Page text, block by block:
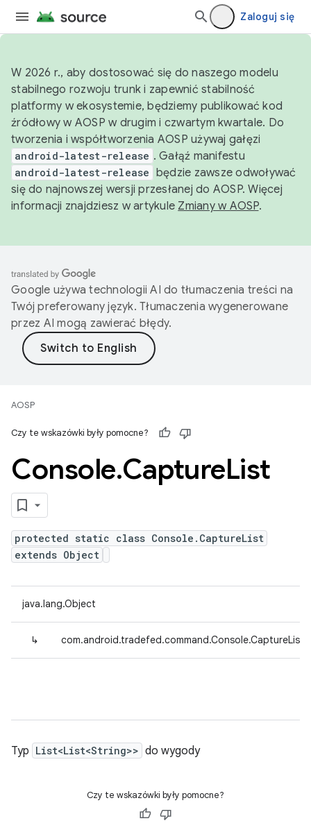
Zaloguj się
W 2026 r., aby dostosować się do naszego modelu
stabilnego rozwoju trunk i zapewnić stabilność
platformy w ekosystemie, będziemy publikować kod
źródłowy w AOSP w drugim i czwartym kwartale. Do
tworzenia i współtworzenia AOSP używaj gałęzi
android-latest-release . Gałąź manifestu
android-latest-release będzie zawsze odwoływać
się do najnowszej wersji przesłanej do AOSP. Więcej
informacji znajdziesz w artykule Zmiany w AOSP.
Google używa technologii AI do tłumaczenia treści na
Twój preferowany język. Tłumaczenia wygenerowane
przez AI mogą zawierać błędy.
AOSP
Czy te wskazówki były pomocne?
Console.CaptureList
protected static class Console.CaptureList
extends Object
java.lang.Object
↳ com.android.tradefed.command.Console.CaptureList
Typ List<List<String>> do wygody
Czy te wskazówki były pomocne?